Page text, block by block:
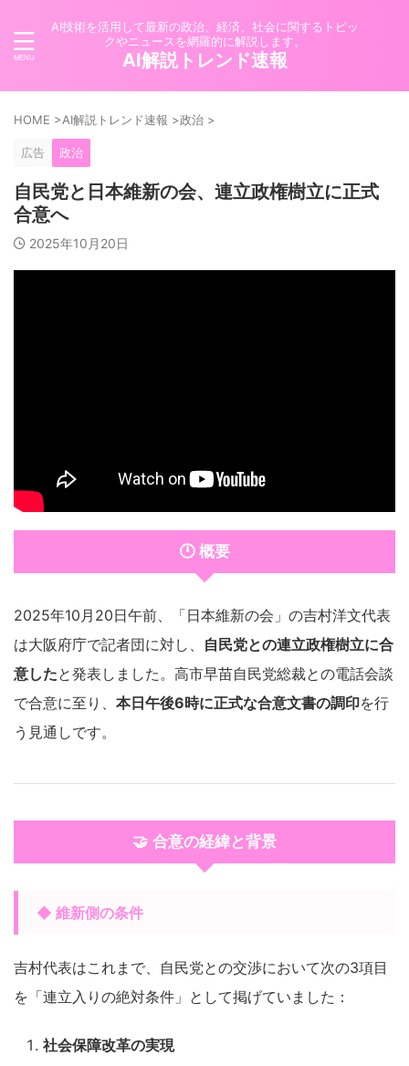
AI技術を活用して最新の政治、経済、社会に関するトピッ
クやニュースを網羅的に解説します。
AI解説トレンド速報
HOME >AI解説トレンド速報 >政治 >
広告 政治
自民党と日本維新の会、連立政権樹立に正式
合意へ
2025年10月20日
🕛 概要
2025年10月20日午前、「日本維新の会」の吉村洋文代表
は大阪府庁で記者団に対し、 自民党との連立政権樹立に合
意したと発表しました。高市早苗自民党総裁との電話会談
で合意に至り、 本日午後6時に正式な合意文書の調印を行
う見通しです。
🤝 合意の経緯と背景
◆ 維新側の条件
吉村代表はこれまで、自民党との交渉において次の3項目
を「連立入りの絶対条件」として掲げていました：
社会保障改革の実現